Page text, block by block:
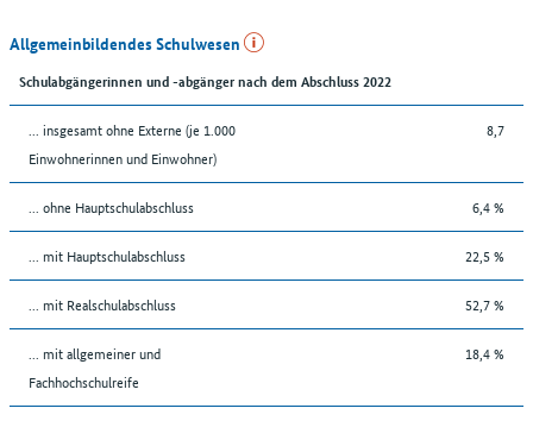
Allgemeinbildendes Schulwesen
Schulabgängerinnen und -abgänger nach dem Abschluss 2022
... insgesamt ohne Externe (je 1.000
Einwohnerinnen und Einwohner)
8,7
... ohne Hauptschulabschluss 6,4 %
... mit Hauptschulabschluss 22,5 %
... mit Realschulabschluss 52,7 %
... mit allgemeiner und
Fachhochschulreife
18,4 %